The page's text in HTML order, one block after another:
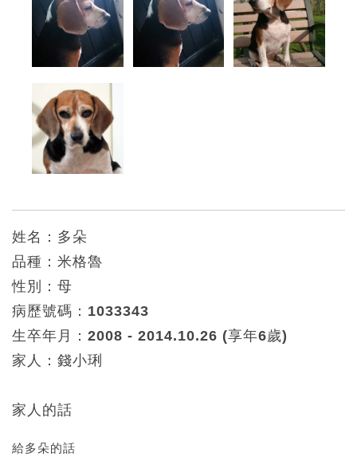
姓名：多朵
品種：米格魯
性別：母
病歷號碼：1033343
生卒年月：2008 - 2014.10.26 (享年6歲)
家人：錢小琍
家人的話
給多朵的話